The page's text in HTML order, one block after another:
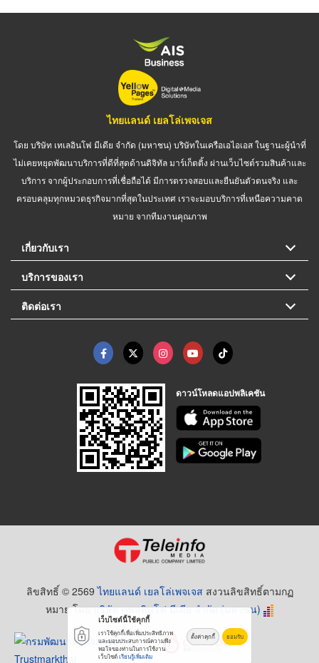
ไทยแลนด์ เยลโล่เพจเจส
โดย บริษัท เทเลอินโฟ มีเดีย จำกัด (มหาชน) บริษัทในเครือเอไอเอส ในฐานะผู้นำที่
ไม่เคยหยุดพัฒนาบริการที่ดีที่สุดด้านดิจิทัล มาร์เก็ตติ้ง ผ่านเว็บไซต์รวมสินค้าและ
บริการ จากผู้ประกอบการที่เชื่อถือได้ มีการตรวจสอบและยืนยันตัวตนจริง และ
ครอบคลุมทุกหมวดธุรกิจมากที่สุดในประเทศ เราจะมอบบริการที่เหนือความคาด
หมาย จากทีมงานคุณภาพ
เกี่ยวกับเรา
บริการของเรา
ติดต่อเรา
ดาวน์โหลดแอปพลิเคชัน
ลิขสิทธิ์ © 2569ไทยแลนด์ เยลโล่เพจเจส สงวนลิขสิทธิ์ตามกฏ
หมาย โดยบริษัท เทเลอินโฟ มีเดีย จำกัด (มหาชน)
เว็บไซต์นี้ใช้คุกกี้
เราใช้คุกกี้เพื่อเพิ่มประสิทธิภาพ
และมอบประสบการณ์ความพึง
พอใจของท่านในการใช้งาน
เว็บไซต์เรียนรู้เพิ่มเติม
ตั้งค่าคุกกี้ ยอมรับ